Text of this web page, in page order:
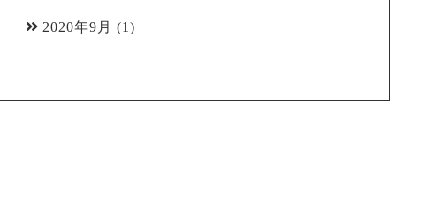
2020年9月 (1)